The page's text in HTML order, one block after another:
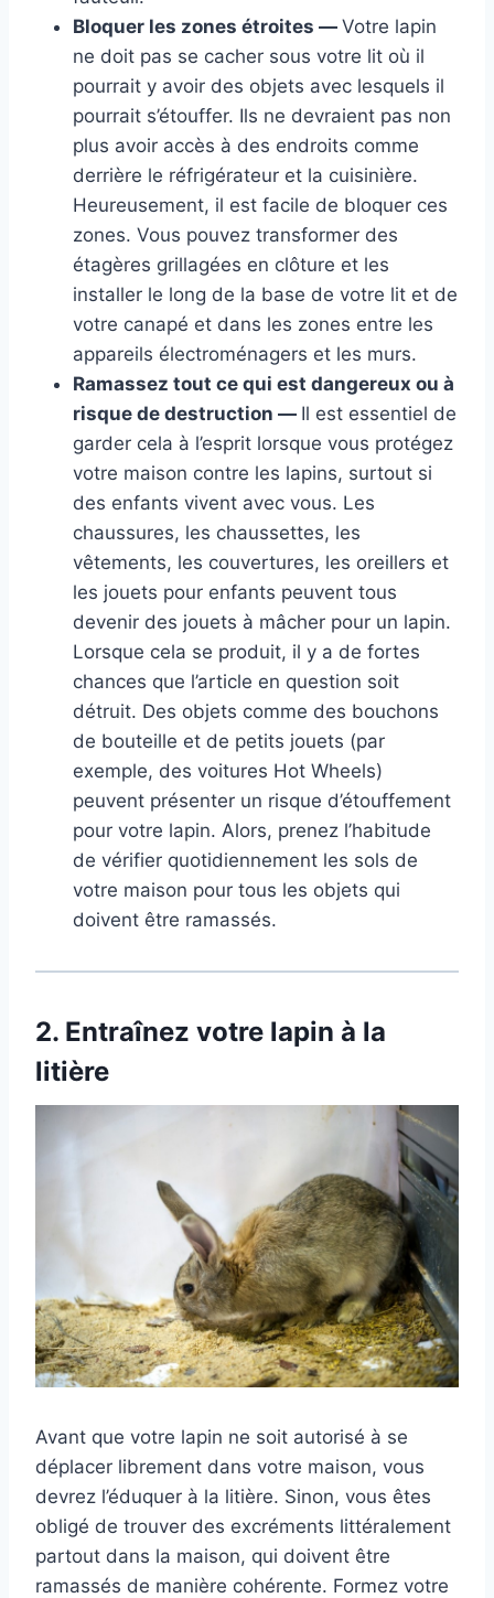
Bloquer les zones étroites — Votre lapin
ne doit pas se cacher sous votre lit où il
pourrait y avoir des objets avec lesquels il
pourrait s’étouffer. Ils ne devraient pas non
plus avoir accès à des endroits comme
derrière le réfrigérateur et la cuisinière.
Heureusement, il est facile de bloquer ces
zones. Vous pouvez transformer des
étagères grillagées en clôture et les
installer le long de la base de votre lit et de
votre canapé et dans les zones entre les
appareils électroménagers et les murs.
Ramassez tout ce qui est dangereux ou à
risque de destruction — Il est essentiel de
garder cela à l’esprit lorsque vous protégez
votre maison contre les lapins, surtout si
des enfants vivent avec vous. Les
chaussures, les chaussettes, les
vêtements, les couvertures, les oreillers et
les jouets pour enfants peuvent tous
devenir des jouets à mâcher pour un lapin.
Lorsque cela se produit, il y a de fortes
chances que l’article en question soit
détruit. Des objets comme des bouchons
de bouteille et de petits jouets (par
exemple, des voitures Hot Wheels)
peuvent présenter un risque d’étouffement
pour votre lapin. Alors, prenez l’habitude
de vérifier quotidiennement les sols de
votre maison pour tous les objets qui
doivent être ramassés.
2. Entraînez votre lapin à la
litière
Avant que votre lapin ne soit autorisé à se
déplacer librement dans votre maison, vous
devrez l’éduquer à la litière. Sinon, vous êtes
obligé de trouver des excréments littéralement
partout dans la maison, qui doivent être
ramassés de manière cohérente. Formez votre